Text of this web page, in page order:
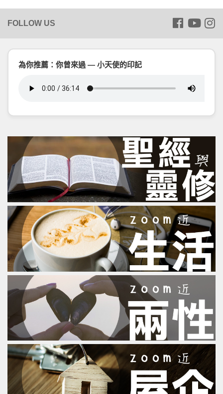
為你推薦：你曾來過 — 小天使的印記